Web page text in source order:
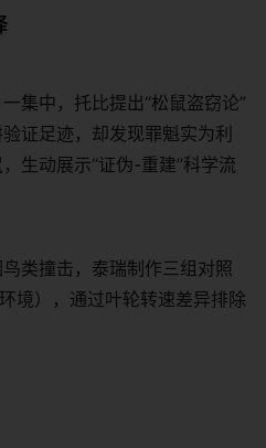
集中，托比提出“松鼠盗窃论”
证足迹，却发现罪魁实为利
生动展示“证伪-重建”科学流
类撞击，泰瑞制作三组对照
境），通过叶轮转速差异排除